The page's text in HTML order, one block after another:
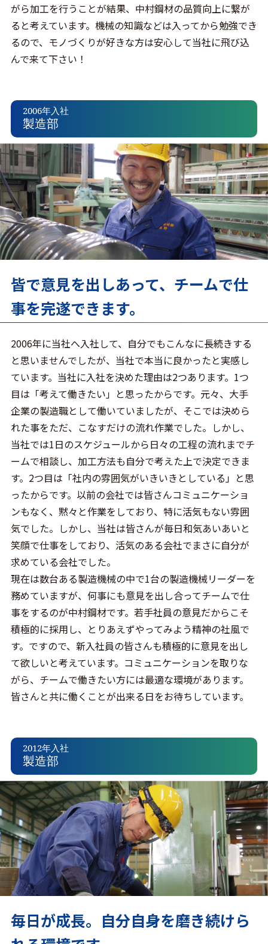
がら加工を行うことが結果、中村鋼材の品質向上に繋が
ると考えています。機械の知識などは入ってから勉強でき
るので、モノづくりが好きな方は安心して当社に飛び込
んで来て下さい！
2006年入社
製造部
皆で意見を出しあって、チームで仕
事を完遂できます。
2006年に当社へ入社して、自分でもこんなに長続きする
と思いませんでしたが、当社で本当に良かったと実感し
ています。当社に入社を決めた理由は2つあります。1つ
目は「考えて働きたい」と思ったからです。元々、大手
企業の製造職として働いていましたが、そこでは決めら
れた事をただ、こなすだけの流れ作業でした。しかし、
当社では1日のスケジュールから日々の工程の流れまでチ
ームで相談し、加工方法も自分で考えた上で決定できま
す。2つ目は「社内の雰囲気がいきいきとしている」と思
ったからです。以前の会社では皆さんコミュニケーショ
ンもなく、黙々と作業をしており、特に活気もない雰囲
気でした。しかし、当社は皆さんが毎日和気あいあいと
笑顔で仕事をしており、活気のある会社でまさに自分が
求めている会社でした。
現在は数台ある製造機械の中で1台の製造機械リーダーを
務めていますが、何事にも意見を出し合ってチームで仕
事をするのが中村鋼材です。若手社員の意見だからこそ
積極的に採用し、とりあえずやってみよう精神の社風で
す。ですので、新入社員の皆さんも積極的に意見を出し
て欲しいと考えています。コミュニケーションを取りな
がら、チームで働きたい方には最適な環境があります。
皆さんと共に働くことが出来る日をお待ちしています。
2012年入社
製造部
毎日が成長。自分自身を磨き続けら